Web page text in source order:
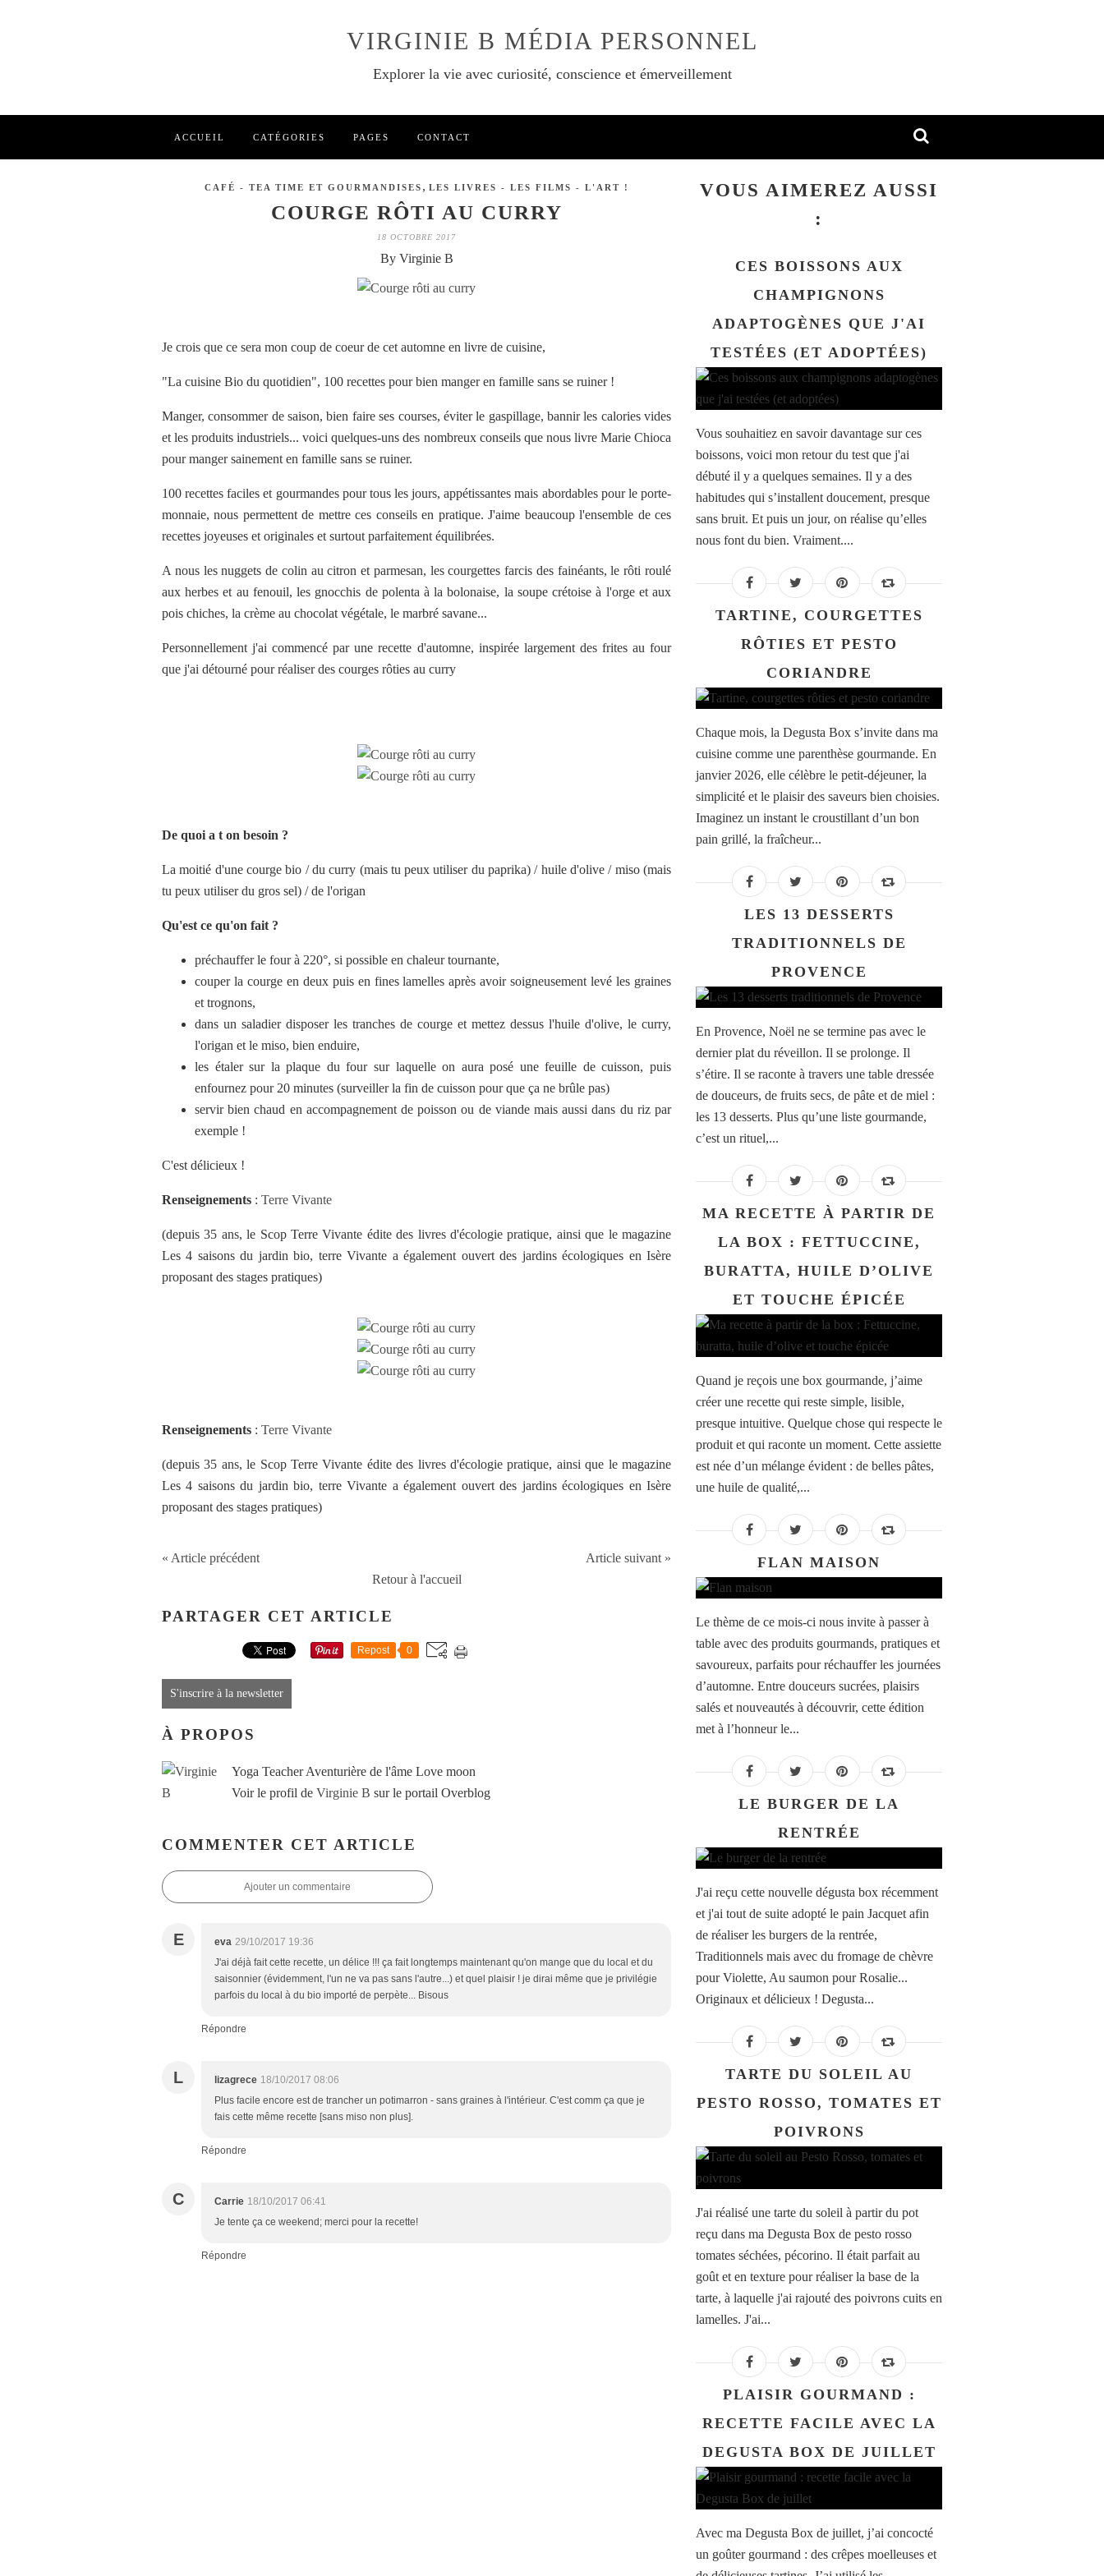
VIRGINIE B MÉDIA PERSONNEL
Explorer la vie avec curiosité, conscience et émerveillement
ACCUEIL CATÉGORIES PAGES CONTACT
CAFÉ - TEA TIME ET GOURMANDISES , LES LIVRES - LES FILMS - L'ART !
COURGE RÔTI AU CURRY
18 OCTOBRE 2017
By Virginie B
Je crois que ce sera mon coup de coeur de cet automne en livre de cuisine,
"La cuisine Bio du quotidien", 100 recettes pour bien manger en famille sans se ruiner !
Manger, consommer de saison, bien faire ses courses, éviter le gaspillage, bannir les calories vides
et les produits industriels... voici quelques-uns des nombreux conseils que nous livre Marie Chioca
pour manger sainement en famille sans se ruiner.
100 recettes faciles et gourmandes pour tous les jours, appétissantes mais abordables pour le porte-
monnaie, nous permettent de mettre ces conseils en pratique. J'aime beaucoup l'ensemble de ces
recettes joyeuses et originales et surtout parfaitement équilibrées.
A nous les nuggets de colin au citron et parmesan, les courgettes farcis des fainéants, le rôti roulé
aux herbes et au fenouil, les gnocchis de polenta à la bolonaise, la soupe crétoise à l'orge et aux
pois chiches, la crème au chocolat végétale, le marbré savane...
Personnellement j'ai commencé par une recette d'automne, inspirée largement des frites au four
que j'ai détourné pour réaliser des courges rôties au curry
De quoi a t on besoin ?
La moitié d'une courge bio / du curry (mais tu peux utiliser du paprika) / huile d'olive / miso (mais
tu peux utiliser du gros sel) / de l'origan
Qu'est ce qu'on fait ?
préchauffer le four à 220°, si possible en chaleur tournante,
couper la courge en deux puis en fines lamelles après avoir soigneusement levé les graines
et trognons,
dans un saladier disposer les tranches de courge et mettez dessus l'huile d'olive, le curry,
l'origan et le miso, bien enduire,
les étaler sur la plaque du four sur laquelle on aura posé une feuille de cuisson, puis
enfournez pour 20 minutes (surveiller la fin de cuisson pour que ça ne brûle pas)
servir bien chaud en accompagnement de poisson ou de viande mais aussi dans du riz par
exemple !
C'est délicieux !
Renseignements : Terre Vivante
(depuis 35 ans, le Scop Terre Vivante édite des livres d'écologie pratique, ainsi que le magazine
Les 4 saisons du jardin bio, terre Vivante a également ouvert des jardins écologiques en Isère
proposant des stages pratiques)
Renseignements : Terre Vivante
(depuis 35 ans, le Scop Terre Vivante édite des livres d'écologie pratique, ainsi que le magazine
Les 4 saisons du jardin bio, terre Vivante a également ouvert des jardins écologiques en Isère
proposant des stages pratiques)
« Article précédent
Article suivant »
Retour à l'accueil
PARTAGER CET ARTICLE
Repost 0
S'inscrire à la newsletter
À PROPOS
Yoga Teacher Aventurière de l'âme Love moon
Voir le profil de Virginie B sur le portail Overblog
COMMENTER CET ARTICLE
Ajouter un commentaire
E eva 29/10/2017 19:36
J'ai déjà fait cette recette, un délice !!! ça fait longtemps maintenant qu'on mange que du local et du
saisonnier (évidemment, l'un ne va pas sans l'autre...) et quel plaisir ! je dirai même que je privilégie
parfois du local à du bio importé de perpète... Bisous
Répondre
L lizagrece 18/10/2017 08:06
Plus facile encore est de trancher un potimarron - sans graines à l'intérieur. C'est comm ça que je
fais cette même recette [sans miso non plus].
Répondre
C Carrie 18/10/2017 06:41
Je tente ça ce weekend; merci pour la recette!
Répondre
VOUS AIMEREZ AUSSI
:
CES BOISSONS AUX
CHAMPIGNONS
ADAPTOGÈNES QUE J'AI
TESTÉES (ET ADOPTÉES)
Vous souhaitiez en savoir davantage sur ces
boissons, voici mon retour du test que j'ai
débuté il y a quelques semaines. Il y a des
habitudes qui s’installent doucement, presque
sans bruit. Et puis un jour, on réalise qu’elles
nous font du bien. Vraiment....
TARTINE, COURGETTES
RÔTIES ET PESTO
CORIANDRE
Chaque mois, la Degusta Box s’invite dans ma
cuisine comme une parenthèse gourmande. En
janvier 2026, elle célèbre le petit-déjeuner, la
simplicité et le plaisir des saveurs bien choisies.
Imaginez un instant le croustillant d’un bon
pain grillé, la fraîcheur...
LES 13 DESSERTS
TRADITIONNELS DE
PROVENCE
En Provence, Noël ne se termine pas avec le
dernier plat du réveillon. Il se prolonge. Il
s’étire. Il se raconte à travers une table dressée
de douceurs, de fruits secs, de pâte et de miel :
les 13 desserts. Plus qu’une liste gourmande,
c’est un rituel,...
MA RECETTE À PARTIR DE
LA BOX : FETTUCCINE,
BURATTA, HUILE D’OLIVE
ET TOUCHE ÉPICÉE
Quand je reçois une box gourmande, j’aime
créer une recette qui reste simple, lisible,
presque intuitive. Quelque chose qui respecte le
produit et qui raconte un moment. Cette assiette
est née d’un mélange évident : de belles pâtes,
une huile de qualité,...
FLAN MAISON
Le thème de ce mois-ci nous invite à passer à
table avec des produits gourmands, pratiques et
savoureux, parfaits pour réchauffer les journées
d’automne. Entre douceurs sucrées, plaisirs
salés et nouveautés à découvrir, cette édition
met à l’honneur le...
LE BURGER DE LA
RENTRÉE
J'ai reçu cette nouvelle dégusta box récemment
et j'ai tout de suite adopté le pain Jacquet afin
de réaliser les burgers de la rentrée,
Traditionnels mais avec du fromage de chèvre
pour Violette, Au saumon pour Rosalie...
Originaux et délicieux ! Degusta...
TARTE DU SOLEIL AU
PESTO ROSSO, TOMATES ET
POIVRONS
J'ai réalisé une tarte du soleil à partir du pot
reçu dans ma Degusta Box de pesto rosso
tomates séchées, pécorino. Il était parfait au
goût et en texture pour réaliser la base de la
tarte, à laquelle j'ai rajouté des poivrons cuits en
lamelles. J'ai...
PLAISIR GOURMAND :
RECETTE FACILE AVEC LA
DEGUSTA BOX DE JUILLET
Avec ma Degusta Box de juillet, j’ai concocté
un goûter gourmand : des crêpes moelleuses et